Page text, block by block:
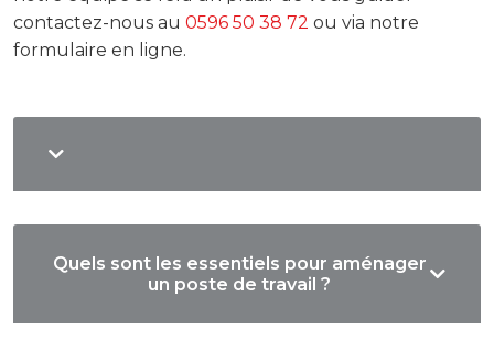
contactez-nous au 0596 50 38 72 ou via notre
formulaire en ligne.
Quels sont les essentiels pour aménager
un poste de travail ?